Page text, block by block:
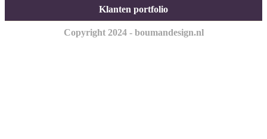
Klanten portfolio
Copyright 2024 - boumandesign.nl